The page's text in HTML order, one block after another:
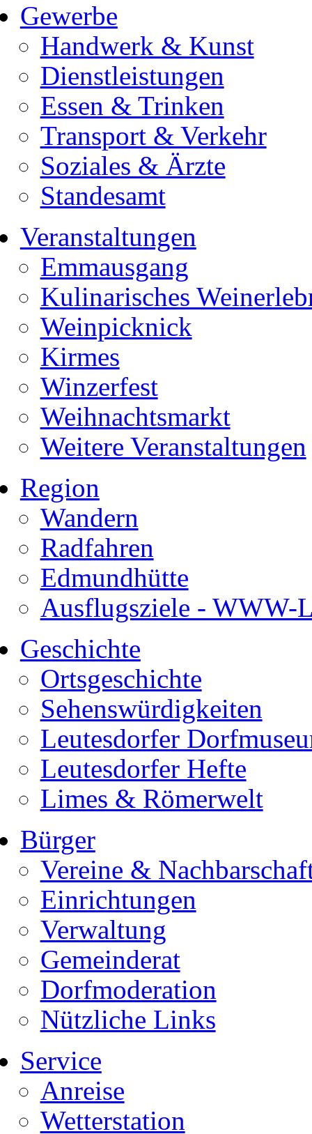
Gewerbe
Handwerk & Kunst
Dienstleistungen
Essen & Trinken
Transport & Verkehr
Soziales & Ärzte
Standesamt
Veranstaltungen
Emmausgang
Kulinarisches
Weinpicknick
Kirmes
Winzerfest
Weihnachtsmarkt
Weitere Veranstaltungen
Region
Wandern
Radfahren
Edmundhütte
Ausflugsziele - WWW-
Geschichte
Ortsgeschichte
Sehenswürdigkeiten
Leutesdorfer
Leutesdorfer Hefte
Limes & Römerwelt
Bürger
Vereine &
Einrichtungen
Verwaltung
Gemeinderat
Dorfmoderation
Nützliche Links
Service
Anreise
Wetterstation